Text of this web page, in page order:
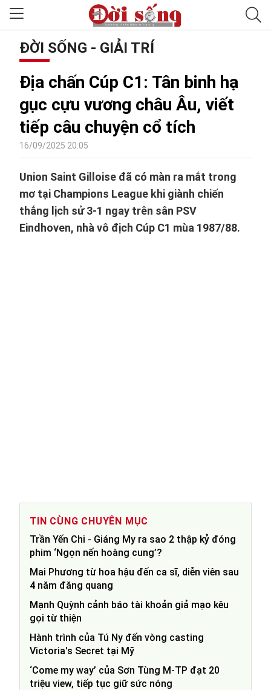
ĐỜI SỐNG - GIẢI TRÍ
Địa chấn Cúp C1: Tân binh hạ
gục cựu vương châu Âu, viết
tiếp câu chuyện cổ tích
16/09/2025 20:05
Union Saint Gilloise đã có màn ra mắt trong
mơ tại Champions League khi giành chiến
thắng lịch sử 3-1 ngay trên sân PSV
Eindhoven, nhà vô địch Cúp C1 mùa 1987/88.
TIN CÙNG CHUYÊN MỤC
Trần Yến Chi - Giáng My ra sao 2 thập kỷ đóng
phim ‘Ngọn nến hoàng cung’?
Mai Phương từ hoa hậu đến ca sĩ, diễn viên sau
4 năm đăng quang
Mạnh Quỳnh cảnh báo tài khoản giả mạo kêu
gọi từ thiện
Hành trình của Tú Ny đến vòng casting
Victoria's Secret tại Mỹ
‘Come my way’ của Sơn Tùng M-TP đạt 20
triệu view, tiếp tục giữ sức nóng